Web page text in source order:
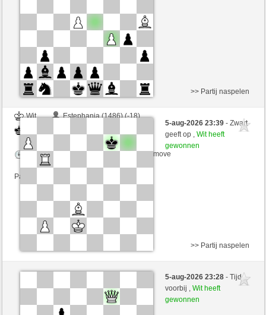
Partij telt mee voor de ranglijst
Wit
Estephania (1486) (-18)
Speelduur: 5 minutes/side + 8 seconds/move
Partij telt mee voor de ranglijst
>> Partij naspelen
5-aug-2026 23:39- Zwart
geeft op ,Wit heeft
gewonnen
Zwart
Quick_Suchti (1401) (-7)
Speelduur: 5 minutes/side + 4 seconds/move
>> Partij naspelen
5-aug-2026 23:28- Tijd
voorbij ,Wit heeft
gewonnen